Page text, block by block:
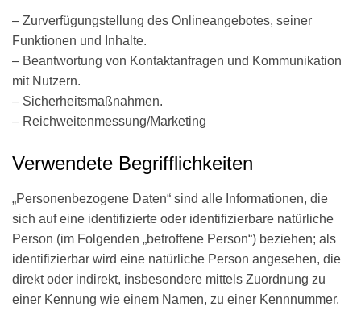
– Zurverfügungstellung des Onlineangebotes, seiner
Funktionen und Inhalte.
– Beantwortung von Kontaktanfragen und Kommunikation
mit Nutzern.
– Sicherheitsmaßnahmen.
– Reichweitenmessung/Marketing
Verwendete Begrifflichkeiten
„Personenbezogene Daten“ sind alle Informationen, die
sich auf eine identifizierte oder identifizierbare natürliche
Person (im Folgenden „betroffene Person“) beziehen; als
identifizierbar wird eine natürliche Person angesehen, die
direkt oder indirekt, insbesondere mittels Zuordnung zu
einer Kennung wie einem Namen, zu einer Kennnummer,